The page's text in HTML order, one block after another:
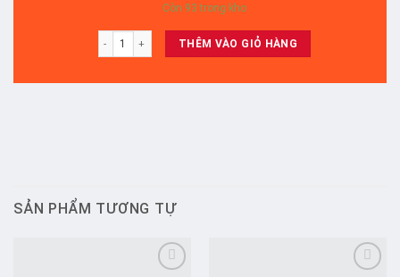
Còn 93 trong kho
43X7000e/43X8000e/43X7500e/43X7500F/ X8500F/ 43x8000g/
THÊM VÀO GIỎ HÀNG
SẢN PHẨM TƯƠNG TỰ